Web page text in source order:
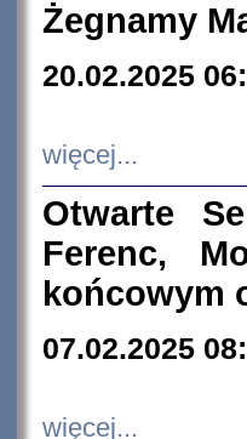
Żegnamy
20.02.2025
więcej...
Otwarte
Ferenc,
końcowym
07.02.2025
więcej...